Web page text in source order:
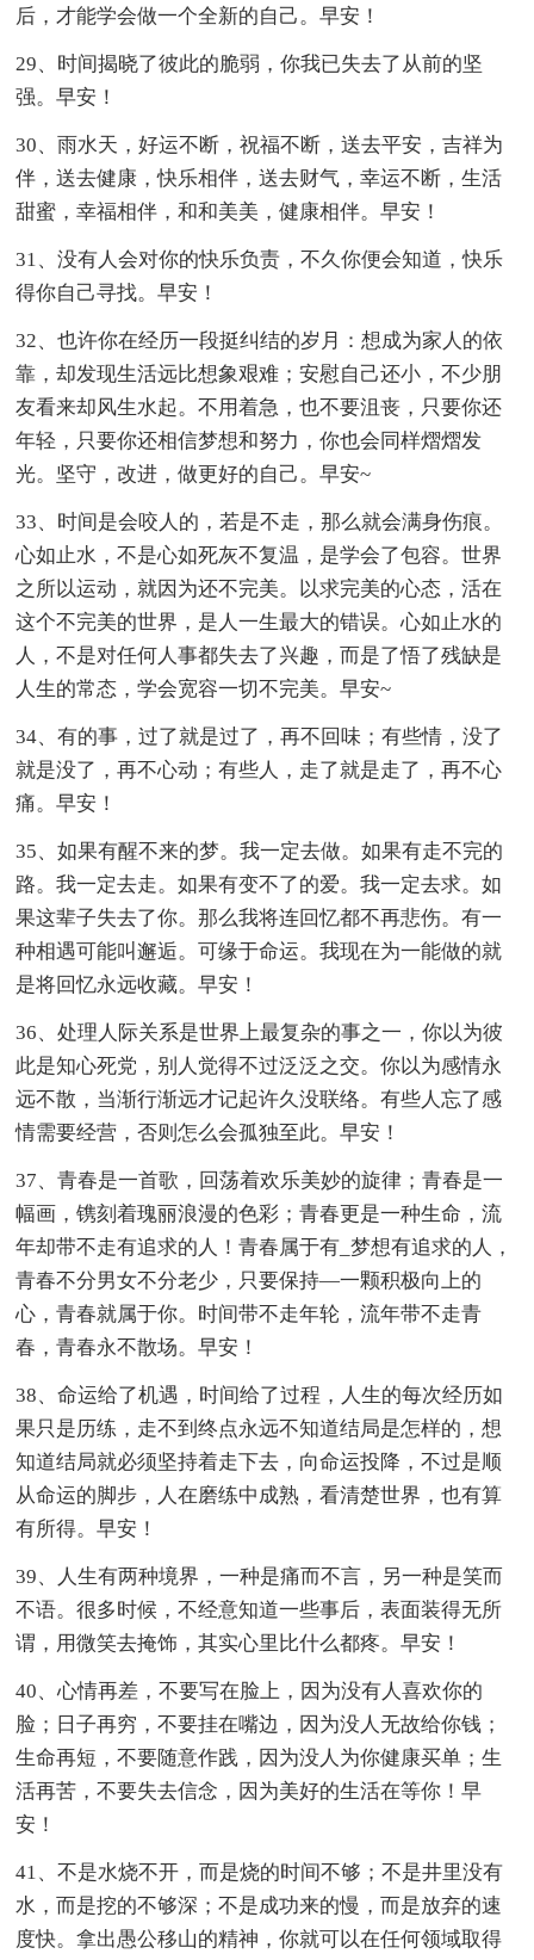
后，才能学会做一个全新的自己。早安！
29、时间揭晓了彼此的脆弱，你我已失去了从前的坚
强。早安！
30、雨水天，好运不断，祝福不断，送去平安，吉祥为
伴，送去健康，快乐相伴，送去财气，幸运不断，生活
甜蜜，幸福相伴，和和美美，健康相伴。早安！
31、没有人会对你的快乐负责，不久你便会知道，快乐
得你自己寻找。早安！
32、也许你在经历一段挺纠结的岁月：想成为家人的依
靠，却发现生活远比想象艰难；安慰自己还小，不少朋
友看来却风生水起。不用着急，也不要沮丧，只要你还
年轻，只要你还相信梦想和努力，你也会同样熠熠发
光。坚守，改进，做更好的自己。早安~
33、时间是会咬人的，若是不走，那么就会满身伤痕。
心如止水，不是心如死灰不复温，是学会了包容。世界
之所以运动，就因为还不完美。以求完美的心态，活在
这个不完美的世界，是人一生最大的错误。心如止水的
人，不是对任何人事都失去了兴趣，而是了悟了残缺是
人生的常态，学会宽容一切不完美。早安~
34、有的事，过了就是过了，再不回味；有些情，没了
就是没了，再不心动；有些人，走了就是走了，再不心
痛。早安！
35、如果有醒不来的梦。我一定去做。如果有走不完的
路。我一定去走。如果有变不了的爱。我一定去求。如
果这辈子失去了你。那么我将连回忆都不再悲伤。有一
种相遇可能叫邂逅。可缘于命运。我现在为一能做的就
是将回忆永远收藏。早安！
36、处理人际关系是世界上最复杂的事之一，你以为彼
此是知心死党，别人觉得不过泛泛之交。你以为感情永
远不散，当渐行渐远才记起许久没联络。有些人忘了感
情需要经营，否则怎么会孤独至此。早安！
37、青春是一首歌，回荡着欢乐美妙的旋律；青春是一
幅画，镌刻着瑰丽浪漫的色彩；青春更是一种生命，流
年却带不走有追求的人！青春属于有_梦想有追求的人，
青春不分男女不分老少，只要保持—一颗积极向上的
心，青春就属于你。时间带不走年轮，流年带不走青
春，青春永不散场。早安！
38、命运给了机遇，时间给了过程，人生的每次经历如
果只是历练，走不到终点永远不知道结局是怎样的，想
知道结局就必须坚持着走下去，向命运投降，不过是顺
从命运的脚步，人在磨练中成熟，看清楚世界，也有算
有所得。早安！
39、人生有两种境界，一种是痛而不言，另一种是笑而
不语。很多时候，不经意知道一些事后，表面装得无所
谓，用微笑去掩饰，其实心里比什么都疼。早安！
40、心情再差，不要写在脸上，因为没有人喜欢你的
脸；日子再穷，不要挂在嘴边，因为没人无故给你钱；
生命再短，不要随意作践，因为没人为你健康买单；生
活再苦，不要失去信念，因为美好的生活在等你！早
安！
41、不是水烧不开，而是烧的时间不够；不是井里没有
水，而是挖的不够深；不是成功来的慢，而是放弃的速
度快。拿出愚公移山的精神，你就可以在任何领域取得